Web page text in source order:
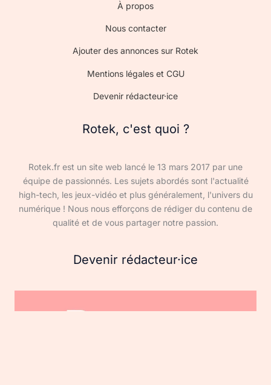
À propos
Nous contacter
Ajouter des annonces sur Rotek
Mentions légales et CGU
Devenir rédacteur·ice
Rotek, c'est quoi ?
Rotek.fr est un site web lancé le 13 mars 2017 par une
équipe de passionnés. Les sujets abordés sont l'actualité
high-tech, les jeux-vidéo et plus généralement, l'univers du
numérique ! Nous nous efforçons de rédiger du contenu de
qualité et de vous partager notre passion.
Devenir rédacteur·ice